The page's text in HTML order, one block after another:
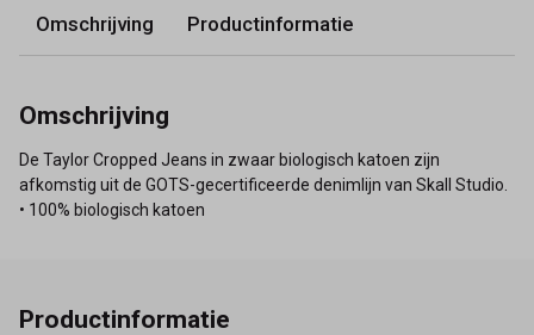
Omschrijving Productinformatie
Omschrijving
De Taylor Cropped Jeans in zwaar biologisch katoen zijn
afkomstig uit de GOTS-gecertificeerde denimlijn van Skall Studio.
• 100% biologisch katoen
Productinformatie